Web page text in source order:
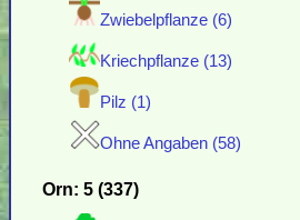
Zwiebelpflanze (6)
Kriechpflanze (13)
Pilz (1)
Ohne Angaben (58)
Orn: 5 (337)